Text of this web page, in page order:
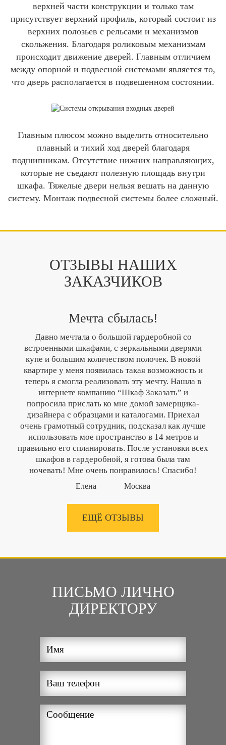
верхней части конструкции и только там
присутствует верхний профиль, который состоит из
верхних полозьев с рельсами и механизмов
скольжения. Благодаря роликовым механизмам
происходит движение дверей. Главным отличием
между опорной и подвесной системами является то,
что дверь располагается в подвешенном состоянии.
Главным плюсом можно выделить относительно
плавный и тихий ход дверей благодаря
подшипникам. Отсутствие нижних направляющих,
которые не съедают полезную площадь внутри
шкафа. Тяжелые двери нельзя вешать на данную
систему. Монтаж подвесной системы более сложный.
ОТЗЫВЫ НАШИХ
ЗАКАЗЧИКОВ
Мечта сбылась!
Давно мечтала о большой гардеробной со
встроенными шкафами, с зеркальными дверями
купе и большим количеством полочек. В новой
квартире у меня появилась такая возможность и
теперь я смогла реализовать эту мечту. Нашла в
интернете компанию “Шкаф Заказать” и
попросила прислать ко мне домой замерщика-
дизайнера с образцами и каталогами. Приехал
очень грамотный сотрудник, подсказал как лучше
использовать мое пространство в 14 метров и
правильно его спланировать. После установки всех
шкафов в гардеробной, я готова была там
ночевать! Мне очень понравилось! Спасибо!
Елена Москва
ЕЩЁ ОТЗЫВЫ
ПИСЬМО ЛИЧНО
ДИРЕКТОРУ